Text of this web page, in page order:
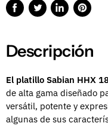
CompartirPublicarCompartirGuardar
Descripción
El platillo Sabian HHX
de alta gama diseñado
versátil, potente y
algunas de sus